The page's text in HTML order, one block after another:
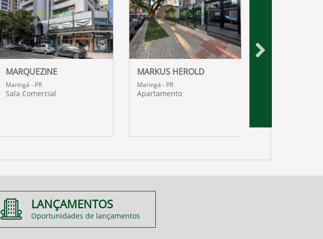
MARQUEZINE
Maringá - PR
Sala Comercial
MARKUS HEROLD
Maringá - PR
Apartamento
LANÇAMENTOS
Oportunidades de lançamentos